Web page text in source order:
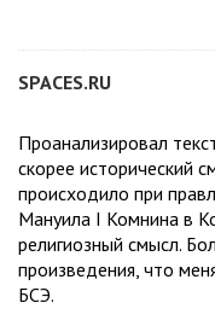
SPACES.RU
Проанализировал
скорее исторический
происходило при
Мануила І Комнина в
религиозный смысл.
произведения, что
БСЭ.